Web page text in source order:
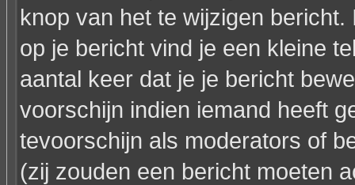
knop van het te wijzigen
op je bericht vind je een kleine
aantal keer dat je je bericht
voorschijn indien iemand heeft
tevoorschijn als moderators of
(zij zouden een bericht moeten